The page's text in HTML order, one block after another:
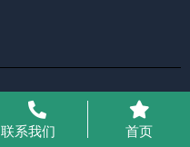
联系我们 首页